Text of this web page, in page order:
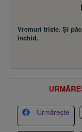
Vremuri triste. Şi
închid.
Urmărește